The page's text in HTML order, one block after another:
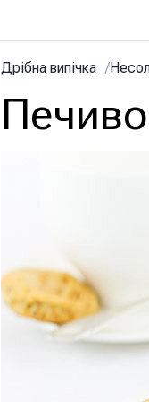
Дрібна випічка /